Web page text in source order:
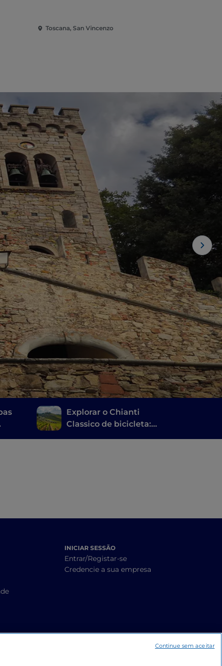
Toscana, San Vincenzo
Explorar o Chianti
Classico de bicicleta:
INICIAR SESSÃO
Entrar/Registar-se
Credencie a sua empresa
Continue sem aceitar